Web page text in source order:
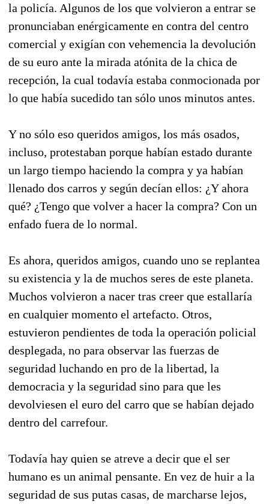
la policía. Algunos de los que volvieron a entrar se
pronunciaban enérgicamente en contra del centro
comercial y exigían con vehemencia la devolución
de su euro ante la mirada atónita de la chica de
recepción, la cual todavía estaba conmocionada por
lo que había sucedido tan sólo unos minutos antes.
Y no sólo eso queridos amigos, los más osados,
incluso, protestaban porque habían estado durante
un largo tiempo haciendo la compra y ya habían
llenado dos carros y según decían ellos: ¿Y ahora
qué? ¿Tengo que volver a hacer la compra? Con un
enfado fuera de lo normal.
Es ahora, queridos amigos, cuando uno se replantea
su existencia y la de muchos seres de este planeta.
Muchos volvieron a nacer tras creer que estallaría
en cualquier momento el artefacto. Otros,
estuvieron pendientes de toda la operación policial
desplegada, no para observar las fuerzas de
seguridad luchando en pro de la libertad, la
democracia y la seguridad sino para que les
devolviesen el euro del carro que se habían dejado
dentro del carrefour.
Todavía hay quien se atreve a decir que el ser
humano es un animal pensante. En vez de huir a la
seguridad de sus putas casas, de marcharse lejos,